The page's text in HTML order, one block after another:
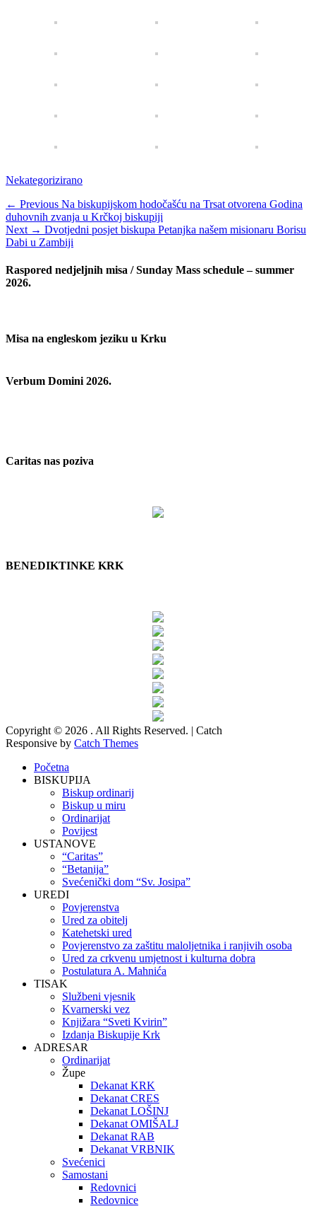
Categories
Nekategorizirano
Navigacija
objava
← Previous Previous
post:
Na biskupijskom hodočašću na Trsat otvorena Godina
duhovnih zvanja u Krčkoj biskupiji
Next → Next
post:
Dvotjedni posjet biskupa Petanjka našem misionaru Borisu
Dabi u Zambiji
Raspored nedjeljnih misa / Sunday Mass schedule – summer
2026.
Misa na engleskom jeziku u Krku
Verbum Domini 2026.
Caritas nas poziva
BENEDIKTINKE KRK
Copyright © 2026 . All Rights Reserved. | Catch
Responsive by Catch Themes
Početna
BISKUPIJA
Biskup ordinarij
Biskup u miru
Ordinarijat
Povijest
USTANOVE
“Caritas”
“Betanija”
Svećenički dom “Sv. Josipa”
UREDI
Povjerenstva
Ured za obitelj
Katehetski ured
Povjerenstvo za zaštitu maloljetnika i ranjivih osoba
Ured za crkvenu umjetnost i kulturna dobra
Postulatura A. Mahnića
TISAK
Službeni vjesnik
Kvarnerski vez
Knjižara “Sveti Kvirin”
Izdanja Biskupije Krk
ADRESAR
Ordinarijat
Župe
Dekanat KRK
Dekanat CRES
Dekanat LOŠINJ
Dekanat OMIŠALJ
Dekanat RAB
Dekanat VRBNIK
Svećenici
Samostani
Redovnici
Redovnice